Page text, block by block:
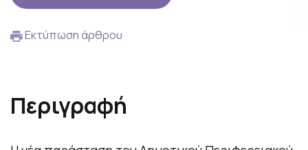
Εκτύπωση άρθρου
Περιγραφή